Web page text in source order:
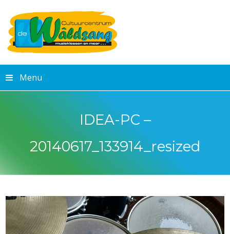
Menu
IDEA-PC –
20140617_133914_resized